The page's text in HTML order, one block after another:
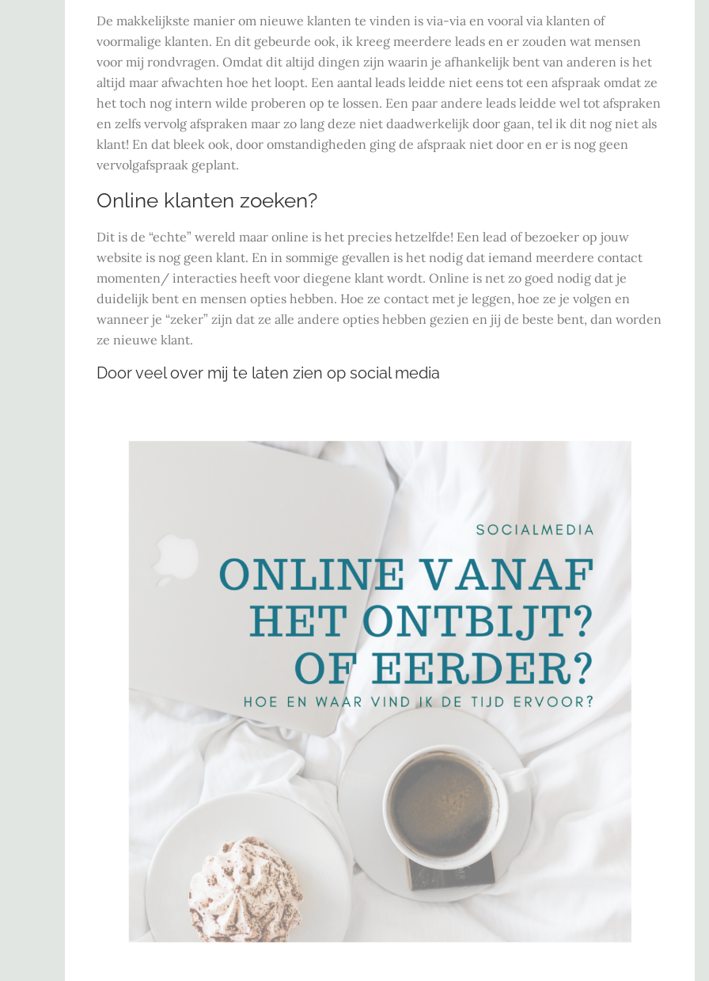
De makkelijkste manier om nieuwe klanten te vinden is via-via en vooral via klanten of
voormalige klanten. En dit gebeurde ook, ik kreeg meerdere leads en er zouden wat mensen
voor mij rondvragen. Omdat dit altijd dingen zijn waarin je afhankelijk bent van anderen is het
altijd maar afwachten hoe het loopt. Een aantal leads leidde niet eens tot een afspraak omdat ze
het toch nog intern wilde proberen op te lossen. Een paar andere leads leidde wel tot afspraken
en zelfs vervolg afspraken maar zo lang deze niet daadwerkelijk door gaan, tel ik dit nog niet als
klant! En dat bleek ook, door omstandigheden ging de afspraak niet door en er is nog geen
vervolgafspraak geplant.
Online klanten zoeken?
Dit is de “echte” wereld maar online is het precies hetzelfde! Een lead of bezoeker op jouw
website is nog geen klant. En in sommige gevallen is het nodig dat iemand meerdere contact
momenten/ interacties heeft voor diegene klant wordt. Online is net zo goed nodig dat je
duidelijk bent en mensen opties hebben. Hoe ze contact met je leggen, hoe ze je volgen en
wanneer je “zeker” zijn dat ze alle andere opties hebben gezien en jij de beste bent, dan worden
ze nieuwe klant.
Door veel over mij te laten zien op social media